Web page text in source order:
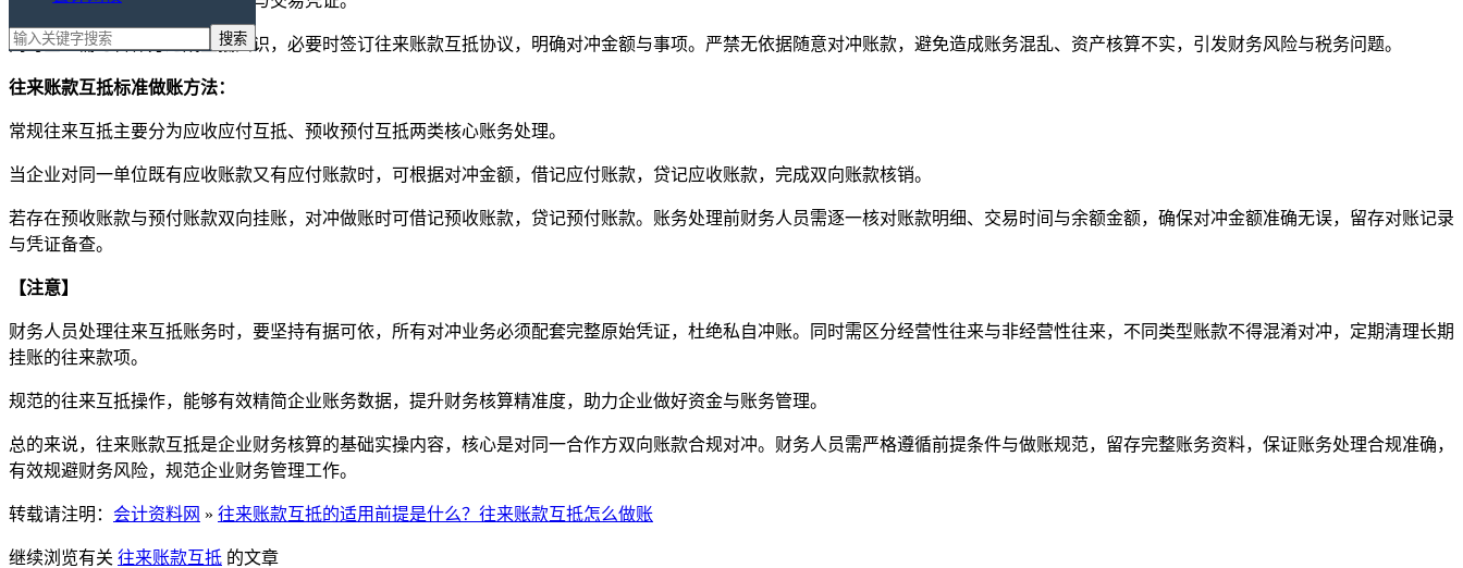
同时企业需与合作方达成互抵共识，必要时签订往来账款互抵协议，明确对冲金额与事项。严禁无依据随意对冲账款，避免造成账务混乱、资产核算不实，引发财务风险与税务问题。
往来账款互抵标准做账方法：
常规往来互抵主要分为应收应付互抵、预收预付互抵两类核心账务处理。
当企业对同一单位既有应收账款又有应付账款时，可根据对冲金额，借记应付账款，贷记应收账款，完成双向账款核销。
若存在预收账款与预付账款双向挂账，对冲做账时可借记预收账款，贷记预付账款。账务处理前财务人员需逐一核对账款明细、交易时间与余额金额，确保对冲金额准确无误，留存对账记录
与凭证备查。
【注意】
财务人员处理往来互抵账务时，要坚持有据可依，所有对冲业务必须配套完整原始凭证，杜绝私自冲账。同时需区分经营性往来与非经营性往来，不同类型账款不得混淆对冲，定期清理长期
挂账的往来款项。
规范的往来互抵操作，能够有效精简企业账务数据，提升财务核算精准度，助力企业做好资金与账务管理。
总的来说，往来账款互抵是企业财务核算的基础实操内容，核心是对同一合作方双向账款合规对冲。财务人员需严格遵循前提条件与做账规范，留存完整账务资料，保证账务处理合规准确，
有效规避财务风险，规范企业财务管理工作。
转载请注明： 会计资料网 » 往来账款互抵的适用前提是什么？往来账款互抵怎么做账
继续浏览有关 往来账款互抵 的文章